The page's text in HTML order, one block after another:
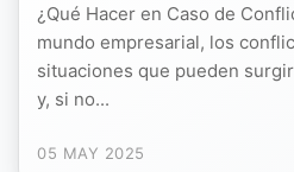
¿Qué Hacer en Caso de
mundo empresarial, los
situaciones que pueden
y, si no...
05 MAY 2025